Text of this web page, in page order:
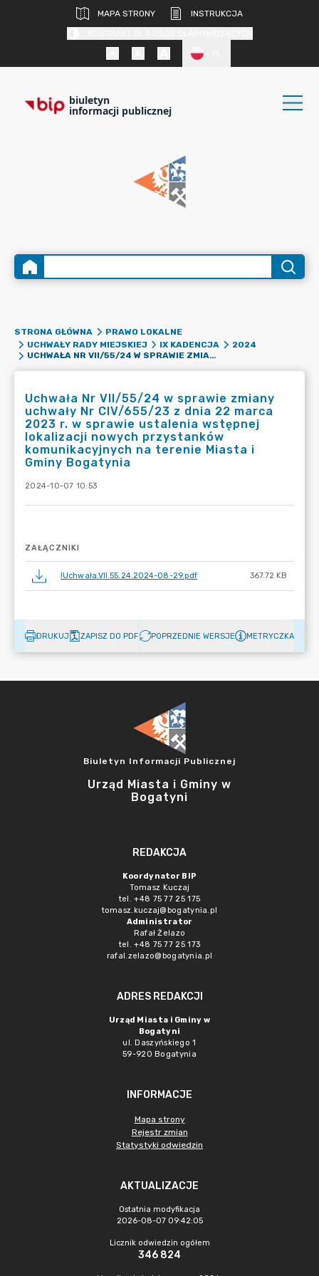
MAPA STRONY
INSTRUKCJA
biuletyn
informacji publicznej
STRONA GŁÓWNA
PRAWO LOKALNE
UCHWAŁY RADY MIEJSKIEJ
IX KADENCJA
2024
UCHWAŁA NR VII/55/24 W SPRAWIE ZMIANY UCHWAŁY NR CIV/655/23 Z DNIA 22 MARCA 2023 R. W SPRAWIE USTALENIA WSTĘPNEJ LOKALIZACJI NOWYCH PRZYSTANKÓW KOMUNIKACYJNYCH NA TERENIE MIASTA I GMINY BOGATYNIA
Uchwała Nr VII/55/24 w sprawie zmiany
uchwały Nr CIV/655/23 z dnia 22 marca
2023 r. w sprawie ustalenia wstępnej
lokalizacji nowych przystanków
komunikacyjnych na terenie Miasta i
Gminy Bogatynia
2024-10-07 10:53
ZAŁĄCZNIKI
!Uchwała.VII.55.24.2024-08-29.pdf 367.72 KB
DRUKUJ ZAPISZ DO PDF POPRZEDNIE WERSJE METRYCZKA
Biuletyn Informacji Publicznej
Urząd Miasta i Gminy w
Bogatyni
REDAKCJA
Koordynator BIP
Tomasz Kuczaj
tel. +48 75 77 25 175
tomasz.kuczaj@bogatynia.pl
Administrator
Rafał Żelazo
tel. +48 75 77 25 173
rafal.zelazo@bogatynia.pl
ADRES REDAKCJI
Urząd Miasta i Gminy w
Bogatyni
ul. Daszyńskiego 1
59-920 Bogatynia
INFORMACJE
Mapa strony
Rejestr zmian
Statystyki odwiedzin
AKTUALIZACJE
Ostatnia modyfikacja
2026-08-07 09:42:05
Licznik odwiedzin ogółem
346 824